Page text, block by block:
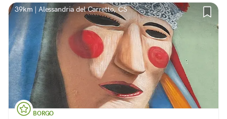
39km | Alessandria del Carretto, CS
BORGO